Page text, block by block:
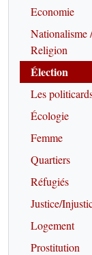
Economie
Nationalisme
Religion
Élection
Les
Écologie
Femme
Quartiers
Réfugiés
Justice/
Logement
Prostitution